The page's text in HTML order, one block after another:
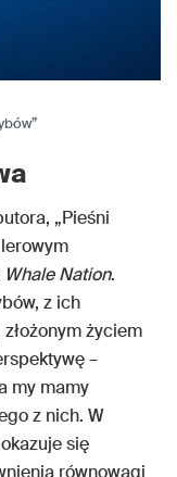
„Pieśni
Whale Nation.
z ich
życiem
–
my mamy
z nich. W
się
równowagi